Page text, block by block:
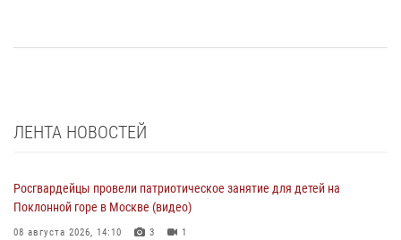
ЛЕНТА НОВОСТЕЙ
Росгвардейцы провели патриотическое занятие для детей на
Поклонной горе в Москве (видео)
08 августа 2026, 14:10 3 1